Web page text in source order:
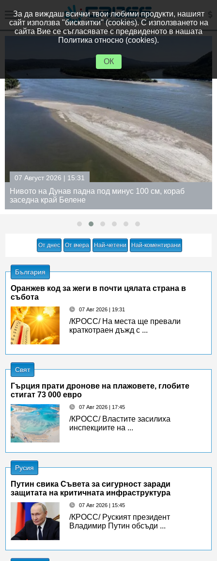
07 Август 2026 | 15:31
Нивото на Дунав падна под минус 100 см, кораб
заседна край Белене
От днес От вчера Най-четени Най-коментирани
България
Оранжев код за жеги в почти цялата страна в
събота
07 Авг 2026 | 19:31
/КРОСС/ На места ще превали
краткотраен дъжд с ...
Свят
Гърция прати дронове на плажовете, глобите
стигат 73 000 евро
07 Авг 2026 | 17:45
/КРОСС/ Властите засилиха
инспекциите на ...
Русия
Путин свика Съвета за сигурност заради
защитата на критичната инфраструктура
07 Авг 2026 | 15:45
/КРОСС/ Руският президент
Владимир Путин обсъди ...
За да виждаш всички твои любими продукти, нашият
сайт използва "бисквитки" (cookies). С използването на
сайта Вие се съгласявате с предвиденото в нашата
Политика относно (cookies).
ОК